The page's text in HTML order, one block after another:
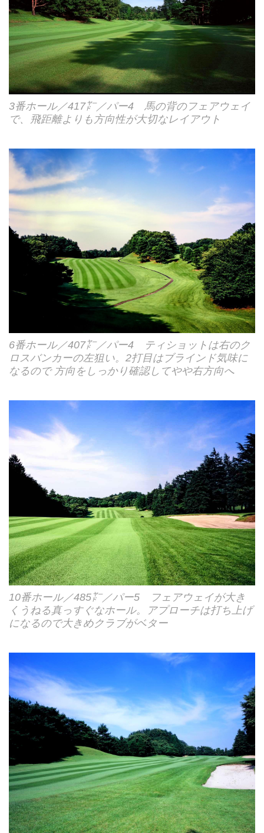
3番ホール／417㍎／パー4 馬の背のフェアウェイ
で、飛距離よりも方向性が大切なレイアウト
6番ホール／407㍎／パー4 ティショットは右のク
ロスバンカーの左狙い。2打目はブラインド気味に
なるので 方向をしっかり確認してやや右方向へ
10番ホール／485㍎／パー5 フェアウェイが大き
くうねる真っすぐなホール。アプローチは打ち上げ
になるので大きめクラブがベター